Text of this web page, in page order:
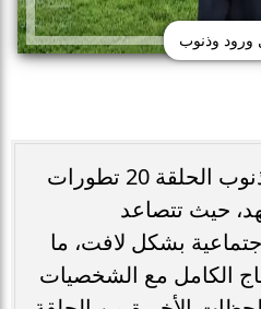
وذنوب
تحمل مسلسل ورود وذنوب الحلقة 20 تطورات
حيث تتصاعد
بشكل لافت، ما
الكامل مع الشخصيات